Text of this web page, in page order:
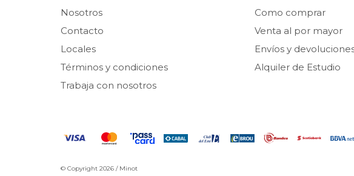
Nosotros
Contacto
Locales
Términos y condiciones
Trabaja con nosotros
Como comprar
Venta al por mayor
Envíos y
Alquiler de Estudio
© Copyright 2026 / Minot